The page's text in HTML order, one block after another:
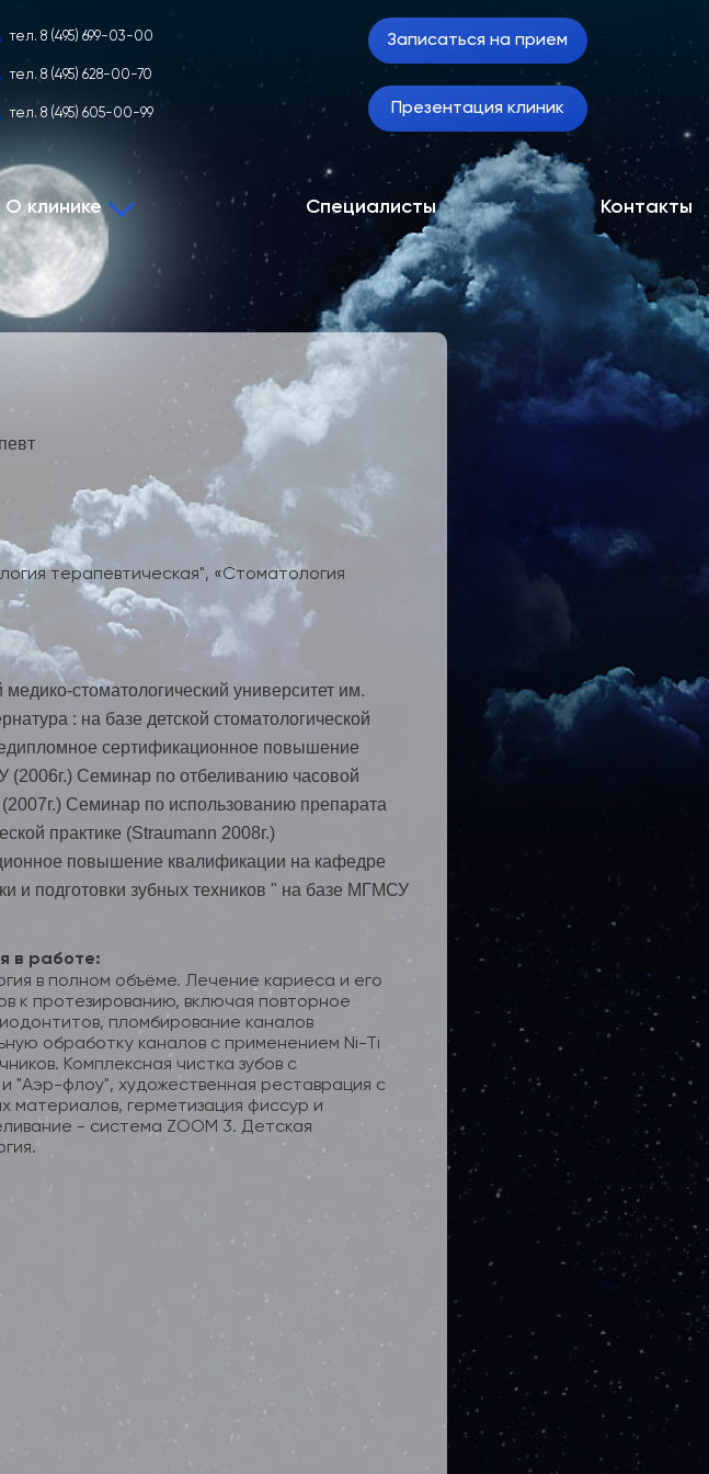
тел. 8 (495) 699-03-00
тел.8 (495) 628-00-70
тел. 8 (495) 605-00-99
Записаться на прием
Презентация клиник
О клинике Специалисты Контакты
терапевтическая", «Стоматология
стоматологический университет им.
: на базе детской стоматологической
сертификационное повышение
Семинар по отбеливанию часовой
Семинар по использованию препарата
практике (Straumann 2008г.)
повышение квалификации на кафедре
и подготовки зубных техников " на базе МГМСУ
в работе:
в полном объёме. Лечение кариеса и его
к протезированию, включая повторное
пломбирование каналов
обработку каналов с применением Ni-Ti
Комплексная чистка зубов с
и "Аэр-флоу", художественная реставрация с
материалов, герметизация фиссур и
- система ZOOM 3. Детская